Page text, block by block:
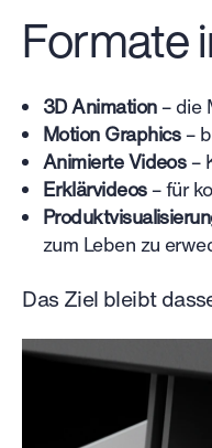
Formate
3D Animation– die
Motion Graphics–
Animierte Videos–
Erklärvideos– für
zum Leben zu
Das Ziel bleibt